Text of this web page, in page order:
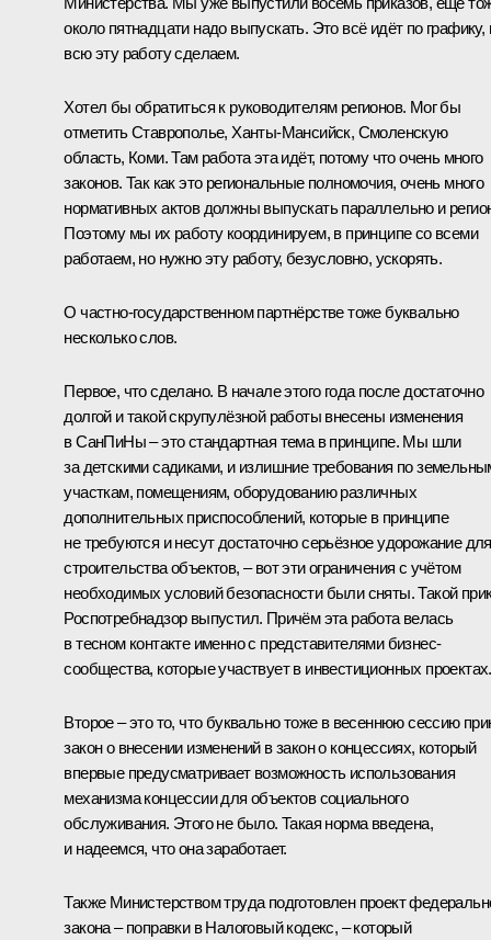
около пятнадцати надо выпускать. Это всё идёт по
всю эту работу сделаем.
Хотел бы обратиться к руководителям регионов. Мог бы
отметить Ставрополье, Ханты-Мансийск, Смоленскую
область, Коми. Там работа эта идёт, потому что очень много
законов. Так как это региональные полномочия, очень много
нормативных актов должны выпускать параллельно и
Поэтому мы их работу координируем, в принципе со всеми
работаем, но нужно эту работу, безусловно, ускорять.
О частно-государственном партнёрстве тоже буквально
несколько слов.
Первое, что сделано. В начале этого года после достаточно
долгой и такой скрупулёзной работы внесены изменения
в СанПиНы – это стандартная тема в принципе. Мы шли
за детскими садиками, и излишние требования по
участкам, помещениям, оборудованию различных
дополнительных приспособлений, которые в принципе
не требуются и несут достаточно серьёзное удорожание для
строительства объектов, – вот эти ограничения с учётом
необходимых условий безопасности были сняты. Такой
Роспотребнадзор выпустил. Причём эта работа велась
в тесном контакте именно с представителями бизнес-
сообщества, которые участвует в инвестиционных проектах.
Второе – это то, что буквально тоже в весеннюю сессию
закон о внесении изменений в закон о концессиях, который
впервые предусматривает возможность использования
механизма концессии для объектов социального
обслуживания. Этого не было. Такая норма введена,
и надеемся, что она заработает.
Также Министерством труда подготовлен проект
закона – поправки в Налоговый кодекс, – который